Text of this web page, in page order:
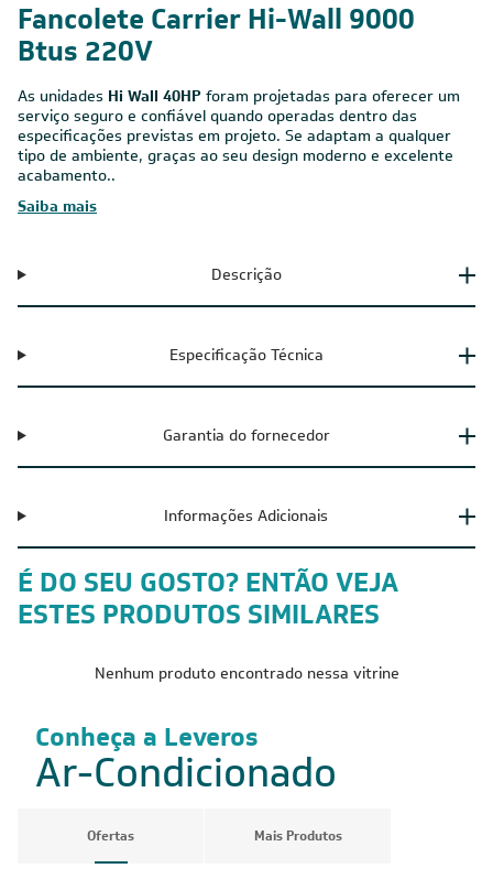
Fancolete Carrier Hi-Wall 9000
Btus 220V
As unidades Hi Wall 40HP foram projetadas para oferecer um
serviço seguro e confiável quando operadas dentro das
especificações previstas em projeto. Se adaptam a qualquer
tipo de ambiente, graças ao seu design moderno e excelente
acabamento..
Saiba mais
Descrição
Especificação Técnica
Garantia do fornecedor
Informações Adicionais
É DO SEU GOSTO? ENTÃO VEJA
ESTES PRODUTOS SIMILARES
Nenhum produto encontrado nessa vitrine
Conheça a Leveros
Ar-Condicionado
Ofertas Mais Produtos